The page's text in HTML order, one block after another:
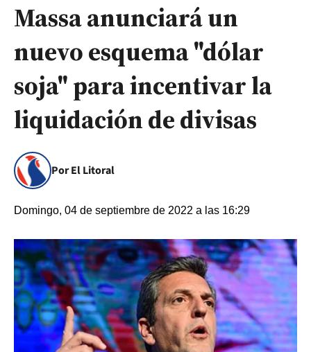
Massa anunciará un
nuevo esquema "dólar
soja" para incentivar la
liquidación de divisas
Por El Litoral
Domingo, 04 de septiembre de 2022 a las 16:29